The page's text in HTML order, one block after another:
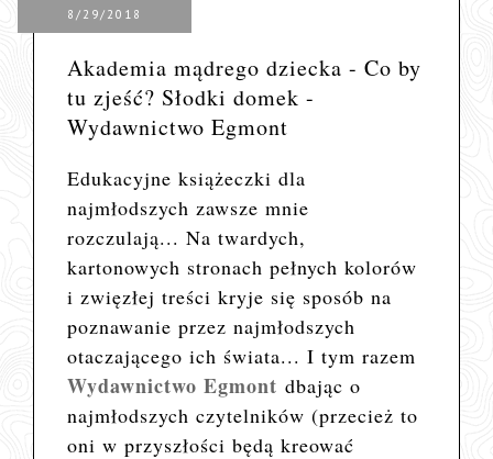
8/29/2018
Akademia mądrego dziecka - Co by
tu zjeść? Słodki domek -
Wydawnictwo Egmont
Edukacyjne książeczki dla
najmłodszych zawsze mnie
rozczulają... Na twardych,
kartonowych stronach pełnych kolorów
i zwięzłej treści kryje się sposób na
poznawanie przez najmłodszych
otaczającego ich świata... I tym razem
Wydawnictwo Egmontdbając o
najmłodszych czytelników (przecież to
oni w przyszłości będą kreować